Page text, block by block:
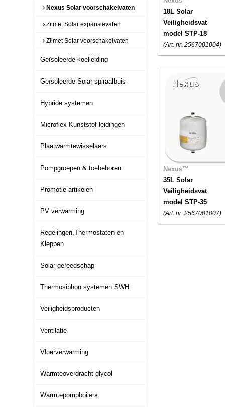
Nexus Solar voorschakelvaten
Zilmet Solar expansievaten
Zilmet Solar voorschakelvaten
Geïsoleerde koelleiding
Geïsoleerde Solar spiraalbuis
Hybride systemen
Microflex Kunststof leidingen
Plaatwarmtewisselaars
Pompgroepen & toebehoren
Promotie artikelen
PV verwarming
Regelingen,Thermostaten en
Kleppen
Solar gereedschap
Thermosiphon systemen SWH
Veiligheidsproducten
Ventilatie
Vloerverwarming
Warmteoverdracht glycol
Warmtepompboilers
18L Solar
Veiligheidsvat
model STP-18
(Art. nr. 2567001004)
Nexus™
35L Solar
Veiligheidsvat
model STP-35
(Art. nr. 2567001007)